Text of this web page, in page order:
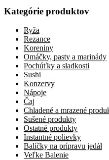
Kategórie produktov
Ryža
Rezance
Koreniny
Omáčky, pasty a marinády
Pochúťky a sladkosti
Sushi
Konzervy
Nápoje
Čaj
Chladené a mrazené
Sušené produkty
Ostatné produkty
Instantné polievky
Balíčky na prípravu jedál
Veľke Balenie